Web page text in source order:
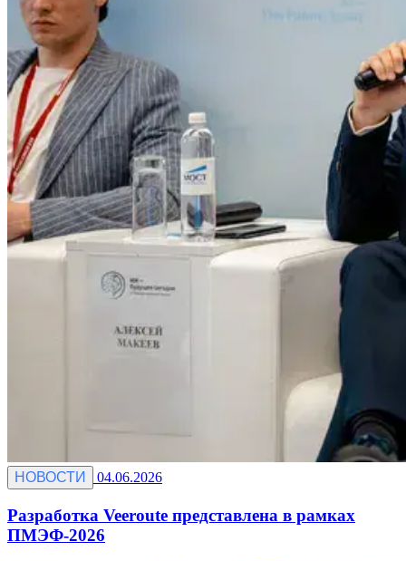
НОВОСТИ 04.06.2026
Разработка Veeroute представлена в рамках
ПМЭФ-2026